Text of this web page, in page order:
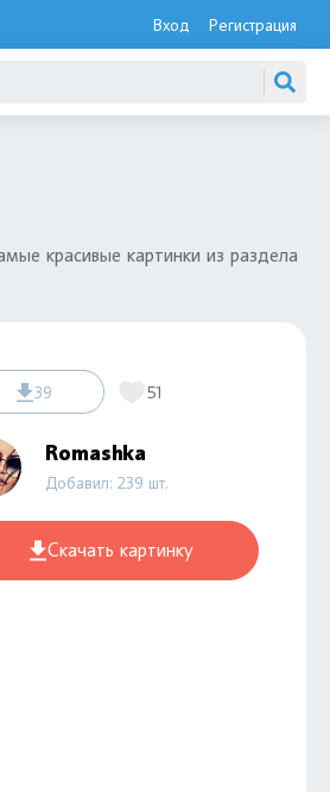
Вход Регистрация
красивые картинки из раздела
39 51
Romashka
Добавил: 239 шт.
Скачать картинку